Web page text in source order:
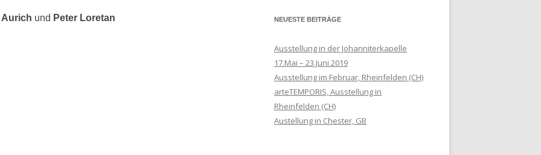
Aurich und Peter Loretan NEUESTE BEITRÄGE
Ausstellung in der Johanniterkapelle
17.Mai – 23.Juni 2019
Ausstellung im Februar, Rheinfelden (CH)
arteTEMPORIS, Ausstellung in
Rheinfelden (CH)
Austellung in Chester, GB